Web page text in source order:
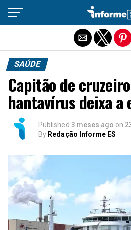
SAÚDE
Capitão de
hantavírus deixa a
Published 3 meses ago on
By Redação Informe ES
Sair da versão